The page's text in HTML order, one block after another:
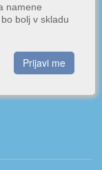
namene
bolj v skladu
Prijavi me